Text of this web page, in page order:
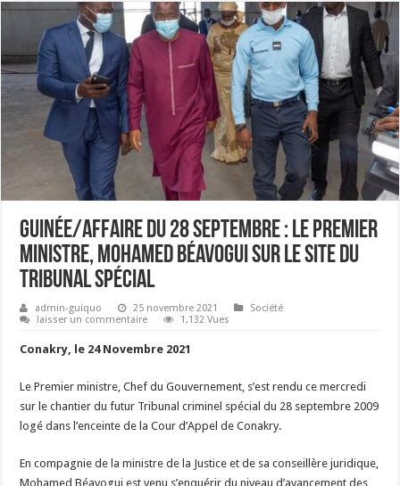
Guinée/Affaire du 28 septembre : Le premier
ministre, Mohamed Béavogui sur le site du
tribunal spécial
admin-guiquo 25 novembre 2021
Société
laisser un commentaire
1,132 Vues
Conakry, le 24 Novembre 2021
Le Premier ministre, Chef du Gouvernement, s’est rendu ce mercredi
sur le chantier du futur Tribunal criminel spécial du 28 septembre 2009
logé dans l’enceinte de la Cour d’Appel de Conakry.
En compagnie de la ministre de la Justice et de sa conseillère juridique,
Mohamed Béavogui est venu s’enquérir du niveau d’avancement des